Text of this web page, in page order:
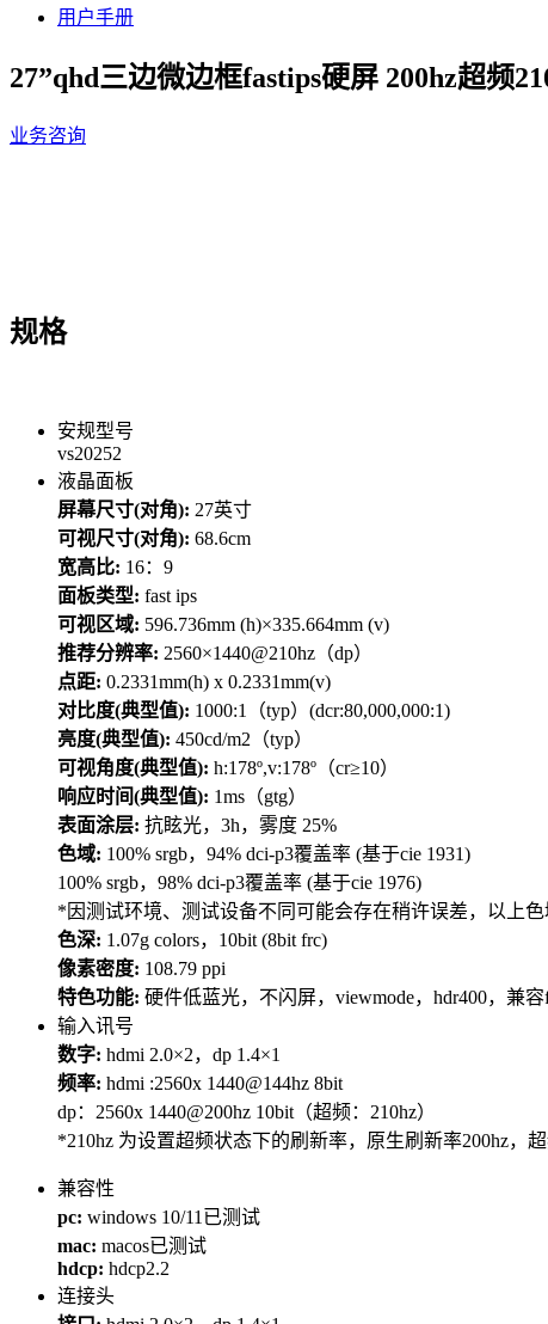
用户手册
27”qhd三边微边框fastips硬屏 200hz超频
业务咨询
规格
安规型号
vs20252
液晶面板
屏幕尺寸(对角): 27英寸
可视尺寸(对角): 68.6cm
宽高比: 16：9
面板类型: fast ips
可视区域: 596.736mm (h)×335.664mm (v)
推荐分辨率: 2560×1440@210hz（dp）
点距: 0.2331mm(h) x 0.2331mm(v)
对比度(典型值): 1000:1（typ）(dcr:80,000,000:1)
亮度(典型值): 450cd/m2（typ）
可视角度(典型值): h:178º,v:178º（cr≥10）
响应时间(典型值): 1ms（gtg）
表面涂层: 抗眩光，3h，雾度 25%
色域: 100% srgb，94% dci-p3覆盖率 (基于cie 1931)
100% srgb，98% dci-p3覆盖率 (基于cie 1976)
*因测试环境、测试设备不同可能会存在稍许误差，以上色
色深: 1.07g colors，10bit (8bit frc)
像素密度: 108.79 ppi
特色功能: 硬件低蓝光，不闪屏，viewmode，hdr400，兼
输入讯号
数字: hdmi 2.0×2，dp 1.4×1
频率: hdmi :2560x 1440@144hz 8bit
dp：2560x 1440@200hz 10bit（超频：210hz）
*210hz 为设置超频状态下的刷新率，原生刷新率200hz，
兼容性
pc: windows 10/11已测试
mac: macos已测试
hdcp: hdcp2.2
连接头